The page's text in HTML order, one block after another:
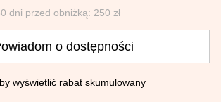
dni przed obniżką: 250 zł
o dostępności
wyświetlić rabat skumulowany